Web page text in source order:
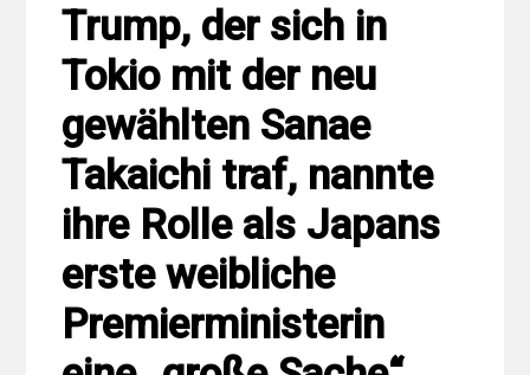
Trump, der sich in
Tokio mit der neu
gewählten Sanae
Takaichi traf, nannte
ihre Rolle als Japans
erste weibliche
Premierministerin